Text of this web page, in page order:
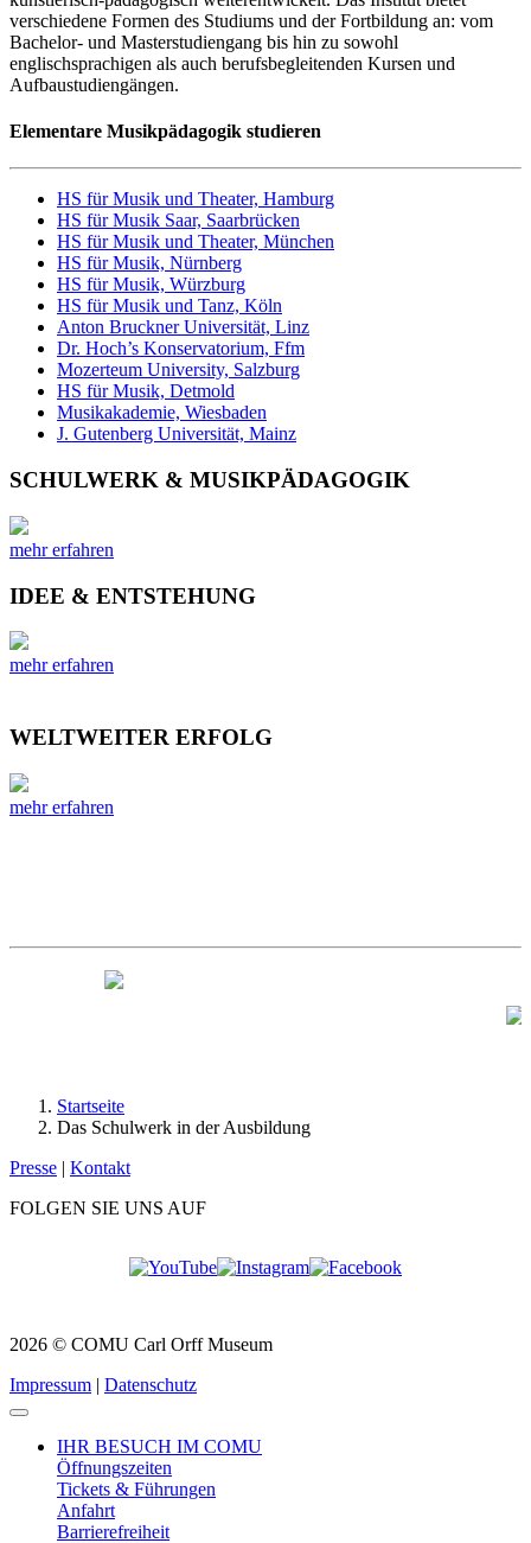
verschiedene Formen des Studiums und der Fortbildung an: vom
Bachelor- und Masterstudiengang bis hin zu sowohl
englischsprachigen als auch berufsbegleitenden Kursen und
Aufbaustudiengängen.
Elementare Musikpädagogik studieren
HS für Musik und Theater, Hamburg
HS für Musik Saar, Saarbrücken
HS für Musik und Theater, München
HS für Musik, Nürnberg
HS für Musik, Würzburg
HS für Musik und Tanz, Köln
Anton Bruckner Universität, Linz
Dr. Hoch’s Konservatorium, Ffm
Mozerteum University, Salzburg
HS für Musik, Detmold
Musikakademie, Wiesbaden
J. Gutenberg Universität, Mainz
SCHULWERK & MUSIKPÄDAGOGIK
mehr erfahren
IDEE & ENTSTEHUNG
mehr erfahren
WELTWEITER ERFOLG
mehr erfahren
Startseite
Das Schulwerk in der Ausbildung
Presse | Kontakt
FOLGEN SIE UNS AUF
2026 © COMU Carl Orff Museum
Impressum | Datenschutz
IHR BESUCH IM COMU
Öffnungszeiten
Tickets & Führungen
Anfahrt
Barrierefreiheit